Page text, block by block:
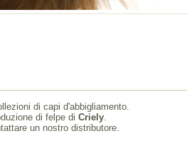
di capi d'abbigliamento.
di felpe di Criely.
un nostro distributore.